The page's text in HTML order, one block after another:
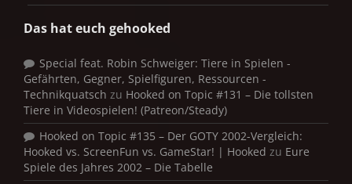
Das hat euch gehooked
Special feat. Robin Schweiger: Tiere in Spielen -
Gefährten, Gegner, Spielfiguren, Ressourcen -
Technikquatsch zu Hooked on Topic #131 – Die tollsten
Tiere in Videospielen! (Patreon/Steady)
Hooked on Topic #135 – Der GOTY 2002-Vergleich:
Hooked vs. ScreenFun vs. GameStar! | Hooked zu Eure
Spiele des Jahres 2002 – Die Tabelle